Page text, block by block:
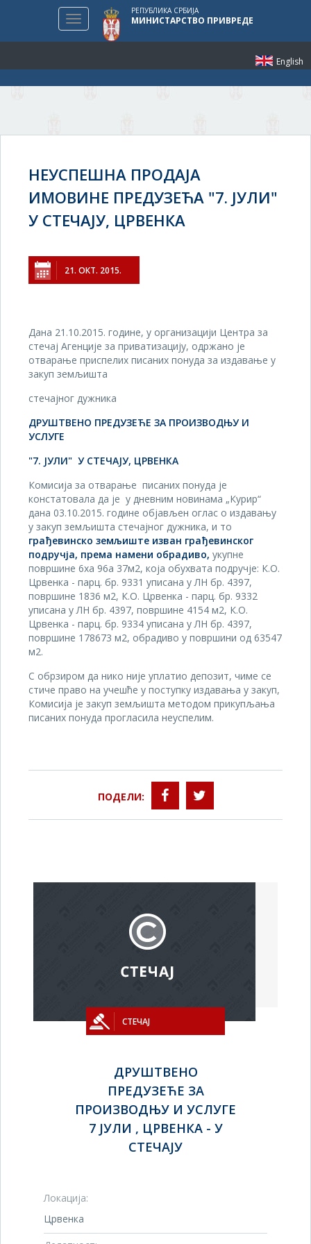
English
Toggle
navigation
РЕПУБЛИКА СРБИЈА
МИНИСТАРСТВО ПРИВРЕДЕ
НЕУСПЕШНА ПРОДАЈА
ИМОВИНЕ ПРЕДУЗЕЋА "7. ЈУЛИ"
У СТЕЧАЈУ, ЦРВЕНКА
21. ОКТ. 2015.
Дана 21.10.2015. године, у организацији Центра за
стечај Агенције за приватизацију, одржано је
отварање приспелих писаних понуда за издавање у
закуп земљишта
стечајног дужника
ДРУШТВЕНО ПРЕДУЗЕЋЕ ЗА ПРОИЗВОДЊУ И
УСЛУГЕ
"7. ЈУЛИ" У СТЕЧАЈУ, ЦРВЕНКА
Комисија за отварање писаних понуда је
констатовала да је у дневним новинама „Курир“
дана 03.10.2015. године објављен оглас о издавању
у закуп земљишта стечајног дужника, и то
грађевинско земљиште изван грађевинског
подручја, према намени обрадиво, укупне
површине 6ха 96а 37м2, која обухвата подручје: К.О.
Црвенка - парц. бр. 9331 уписана у ЛН бр. 4397,
површине 1836 м2, К.О. Црвенка - парц. бр. 9332
уписана у ЛН бр. 4397, површине 4154 м2, К.О.
Црвенка - парц. бр. 9334 уписана у ЛН бр. 4397,
површине 178673 м2, обрадиво у површини од 63547
м2.
С обрзиром да нико није уплатио депозит, чиме се
стиче право на учешће у поступку издавања у закуп,
Комисија је закуп земљишта методом прикупљања
писаних понуда прогласила неуспелим.
ПОДЕЛИ:
СТЕЧАЈ
ДРУШТВЕНО
ПРЕДУЗЕЋЕ ЗА
ПРОИЗВОДЊУ И УСЛУГЕ
7 ЈУЛИ , ЦРВЕНКА - У
СТЕЧАЈУ
Локација:
Црвенка